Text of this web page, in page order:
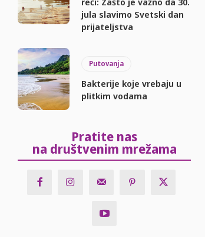
jula slavimo Svetski dan
prijateljstva
Putovanja
Bakterije koje vrebaju u
plitkim vodama
Pratite nas
na društvenim mrežama